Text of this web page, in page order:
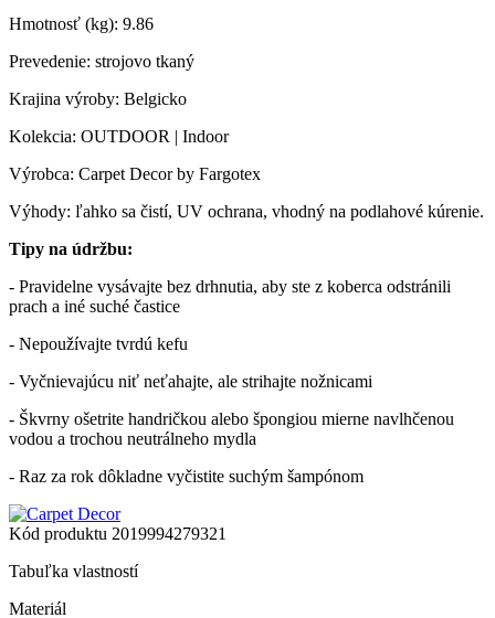
Hmotnosť (kg): 9.86
Prevedenie: strojovo tkaný
Krajina výroby: Belgicko
Kolekcia: OUTDOOR | Indoor
Výrobca: Carpet Decor by Fargotex
Výhody: ľahko sa čistí, UV ochrana, vhodný na podlahové kúrenie.
Tipy na údržbu:
- Pravidelne vysávajte bez drhnutia, aby ste z koberca odstránili
prach a iné suché častice
- Nepoužívajte tvrdú kefu
- Vyčnievajúcu niť neťahajte, ale strihajte nožnicami
- Škvrny ošetrite handričkou alebo špongiou mierne navlhčenou
vodou a trochou neutrálneho mydla
- Raz za rok dôkladne vyčistite suchým šampónom
Kód produktu 2019994279321
Tabuľka vlastností
Materiál